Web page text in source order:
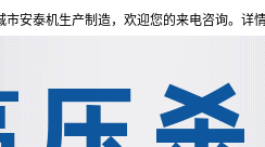
安泰机生产制造，欢迎您的来电咨询。详